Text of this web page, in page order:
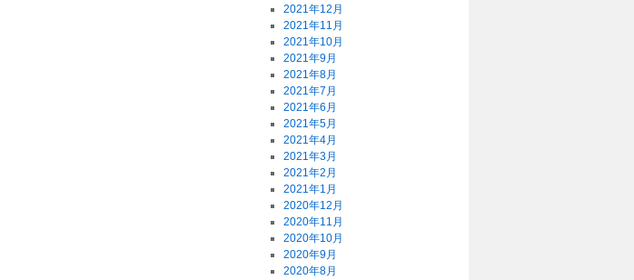
2021年12月
2021年11月
2021年10月
2021年9月
2021年8月
2021年7月
2021年6月
2021年5月
2021年4月
2021年3月
2021年2月
2021年1月
2020年12月
2020年11月
2020年10月
2020年9月
2020年8月